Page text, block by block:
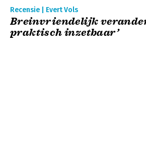
Recensie | Evert Vols
Breinvriendelijk
praktisch inzetbaar’